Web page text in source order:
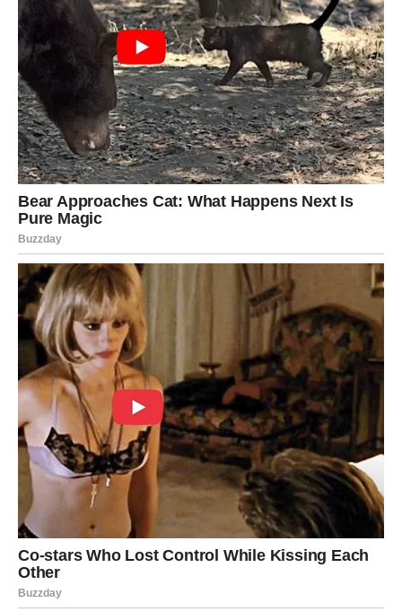
VODOLIJA
Pred vama su neočekivane promjene koje vam mogu
otvoriti potpuno novo životno poglavlje.
Na ljubavnom planu dolazi mnogo više uzbuđenja nego
ranije.
Život vas vodi ka nečemu mnogo boljem
Nemojte se plašiti promjena koje dolaze.
RIBE
Ribe ulaze u veoma lijep emotivni period. Poslije mnogo
razočaranja dolaze ljudi i situacije koje vraćaju vjeru u
sreću.
Finansijska situacija postaje stabilnija, a moguće su i
lijepe vijesti vezane za porodicu.
Sreća dolazi onda kada prestanete
sumnjati
Pred vama su mnogo mirniji i sretniji dani.